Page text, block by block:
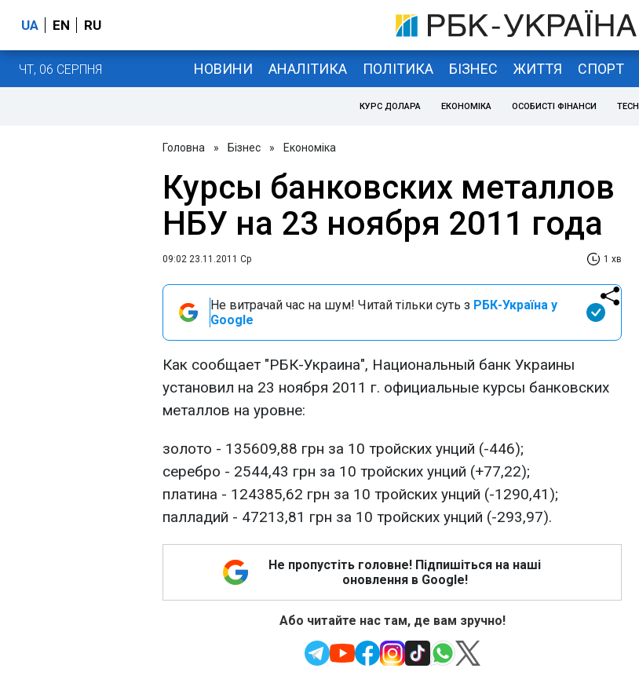
UA EN RU
ЧТ, 06 СЕРПНЯ НОВИНИ АНАЛІТИКА ПОЛІТИКА БІЗНЕС ЖИТТЯ СПОРТ
КУРС ДОЛАРА ЕКОНОМІКА ОСОБИСТІ ФІНАНСИ TECH
Головна » Бізнес » Економіка
Курсы банковских металлов
НБУ на 23 ноября 2011 года
09:02 23.11.2011 Ср 1 хв
Не витрачай час на шум! Читай тільки суть з РБК-Україна у
Google
Как сообщает "РБК-Украина", Национальный банк Украины
установил на 23 ноября 2011 г. официальные курсы банковских
металлов на уровне:
золото - 135609,88 грн за 10 тройских унций (-446);
серебро - 2544,43 грн за 10 тройских унций (+77,22);
платина - 124385,62 грн за 10 тройских унций (-1290,41);
палладий - 47213,81 грн за 10 тройских унций (-293,97).
Не пропустіть головне! Підпишіться на наші
оновлення в Google!
Або читайте нас там, де вам зручно!